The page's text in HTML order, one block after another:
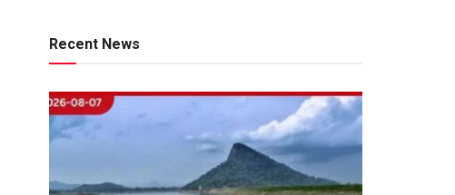
Recent News